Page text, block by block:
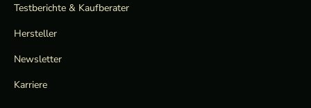
Testberichte & Kaufberater
Hersteller
Newsletter
Karriere